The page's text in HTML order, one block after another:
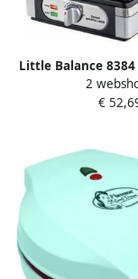
Little Balance 8384
1400 Elektrisch
dikke
2
€